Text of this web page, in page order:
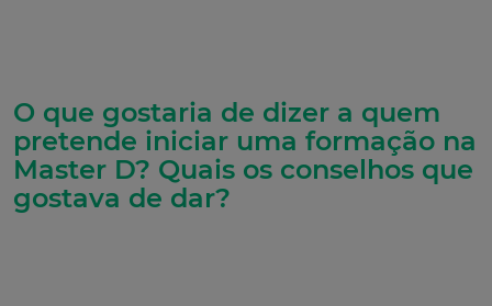
O que gostaria de dizer a quem
pretende iniciar uma formação na
Master D? Quais os conselhos que
gostava de dar?